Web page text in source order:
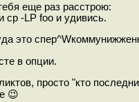
еще раз расстрою:
cp -LP foo и удивись.
это
в опции.
просто "кто
😉